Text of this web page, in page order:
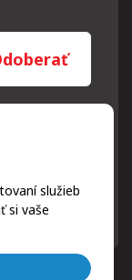
služieb
si vaše
len za týmto
ochrany
odkaz, ktorý
ktoréhokoľvek